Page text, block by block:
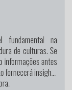
fundamental na
de culturas. Se
informações antes
fornecerá insights